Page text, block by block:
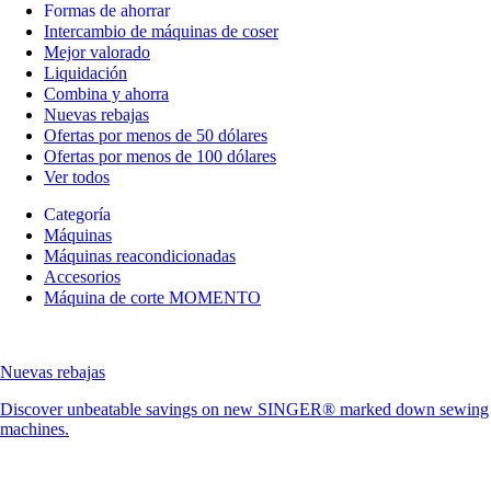
Formas de ahorrar
Intercambio de máquinas de coser
Mejor valorado
Liquidación
Combina y ahorra
Nuevas rebajas
Ofertas por menos de 50 dólares
Ofertas por menos de 100 dólares
Ver todos
Categoría
Máquinas
Máquinas reacondicionadas
Accesorios
Máquina de corte MOMENTO
Nuevas rebajas
Discover unbeatable savings on new SINGER® marked down sewing
machines.